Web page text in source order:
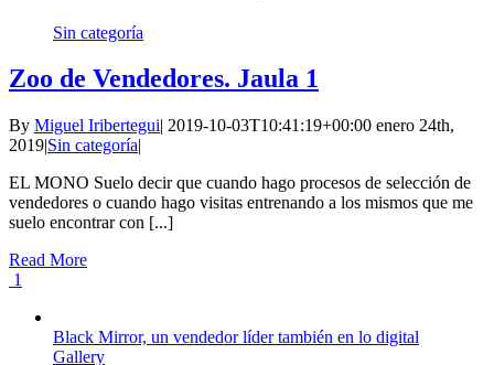
Sin categoría
Zoo de Vendedores. Jaula 1
By Miguel Iribertegui| 2019-10-03T10:41:19+00:00 enero 24th,
2019|Sin categoría|
EL MONO Suelo decir que cuando hago procesos de selección de
vendedores o cuando hago visitas entrenando a los mismos que me
suelo encontrar con [...]
Read More
1
Black Mirror, un vendedor líder también en lo digital
Gallery